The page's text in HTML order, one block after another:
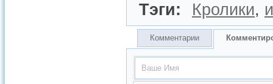
Тэги: Кролики,
Комментарии